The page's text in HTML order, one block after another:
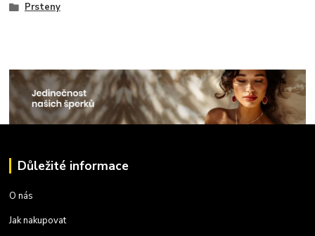
Prsteny
Důležité informace
O nás
Jak nakupovat